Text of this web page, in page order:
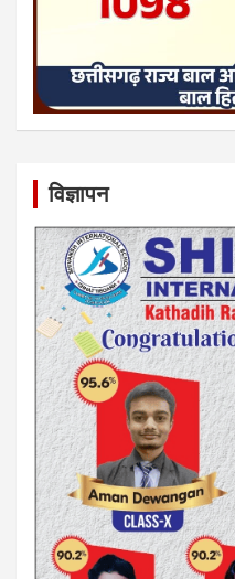
विज्ञापन